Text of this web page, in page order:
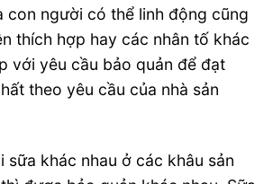
con người có thể linh động cũng
thích hợp hay các nhân tố khác
với yêu cầu bảo quản để đạt
theo yêu cầu của nhà sản
sữa khác nhau ở các khâu sản